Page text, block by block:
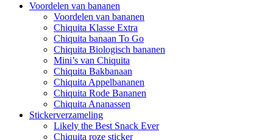
Voordelen van bananen
Voordelen van bananen
Chiquita Klasse Extra
Chiquita banaan To Go
Chiquita Biologisch bananen
Mini’s van Chiquita
Chiquita Bakbanaan
Chiquita Appelbananen
Chiquita Rode Bananen
Chiquita Ananassen
Stickerverzameling
Likely the Best Snack Ever
Chiquita roze sticker